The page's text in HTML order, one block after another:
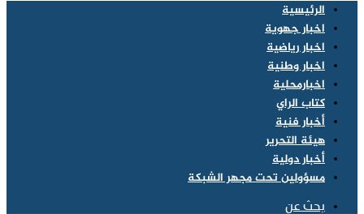
الرئيسية
اخبار جهوية
اخبار رياضية
اخبار وطنية
اخبارمحلية
كتاب الراي
أخبار فنية
هيئة التحرير
أخبار دولية
مسؤولين تحت مجهر الشبكة
بحث عن